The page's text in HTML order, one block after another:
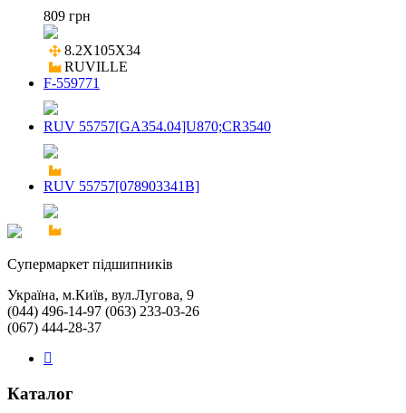
809 грн
8.2X105X34
RUVILLE
F-559771
RUV 55757[GA354.04]U870;CR3540
RUV 55757[078903341B]
Cупермаркет підшипників
Україна, м.Київ, вул.Лугова, 9
(044) 496-14-97 (063) 233-03-26
(067) 444-28-37
Каталог